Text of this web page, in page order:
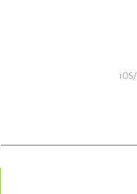
メニュー